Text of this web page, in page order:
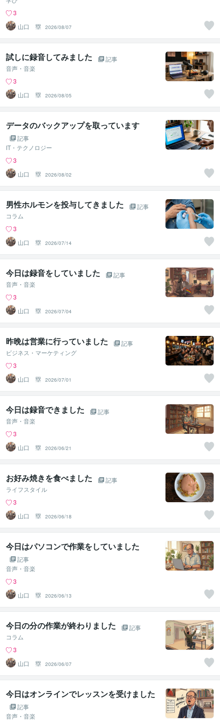
3
山口 塁
2026/08/07
試しに録音してみました
記事
音声・音楽
3
山口 塁
2026/08/05
データのバックアップを取っています
記事
IT・テクノロジー
3
山口 塁
2026/08/02
男性ホルモンを投与してきました
記事
コラム
3
山口 塁
2026/07/14
今日は録音をしていました
記事
音声・音楽
3
山口 塁
2026/07/04
昨晩は営業に行っていました
記事
ビジネス・マーケティング
3
山口 塁
2026/07/01
今日は録音できました
記事
音声・音楽
3
山口 塁
2026/06/21
お好み焼きを食べました
記事
ライフスタイル
3
山口 塁
2026/06/18
今日はパソコンで作業をしていました
記事
音声・音楽
3
山口 塁
2026/06/13
今日の分の作業が終わりました
記事
コラム
3
山口 塁
2026/06/07
今日はオンラインでレッスンを受けました
記事
音声・音楽